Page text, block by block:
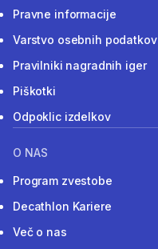
Pravne informacije
Varstvo osebnih podatkov
Pravilniki nagradnih iger
Piškotki
Odpoklic izdelkov
O NAS
Program zvestobe
Decathlon Kariere
Več o nas